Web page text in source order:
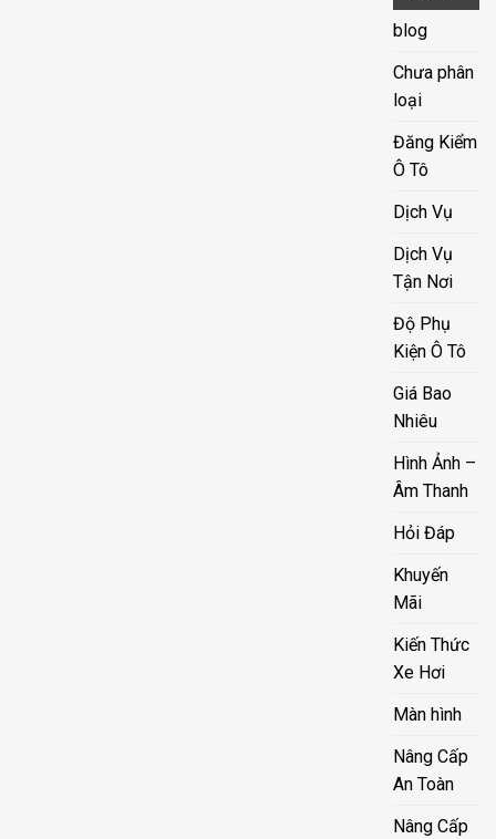
blog
Chưa phân
loại
Đăng Kiểm
Ô Tô
Dịch Vụ
Dịch Vụ
Tận Nơi
Độ Phụ
Kiện Ô Tô
Giá Bao
Nhiêu
Hình Ảnh –
Âm Thanh
Hỏi Đáp
Khuyến
Mãi
Kiến Thức
Xe Hơi
Màn hình
Nâng Cấp
An Toàn
Nâng Cấp